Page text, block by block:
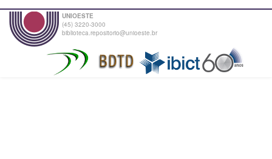
UNIOESTE
(45) 3220-3000
biblioteca.repositorio@unioeste.br